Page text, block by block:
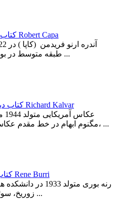
کتاب دیجیتال: زندگی و آثار رابرت کاپا Robert Capa
طبقه متوسط در بوداپست اتریش- مجارستان به دنیا ...
کتاب دیجیتال: زندگی و آثار ریچارد کالور Richard Kalvar
مگنوم ابهام در خط مقدم عکاسی ریچارد کالور قرار دارد. کالور، ...
کتاب دیجیتال: زندگی و آثار رنه بوری Rene Burri
رنه بوری متولد
زوریخ، سوئیس تحصیل کرد. از سال 1953 تا ...